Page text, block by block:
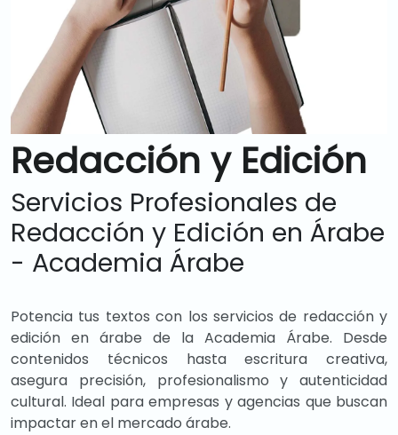
Redacción y Edición
Servicios Profesionales de
Redacción y Edición en Árabe
- Academia Árabe
Potencia tus textos con los servicios de redacción y
edición en árabe de la Academia Árabe. Desde
contenidos técnicos hasta escritura creativa,
asegura precisión, profesionalismo y autenticidad
cultural. Ideal para empresas y agencias que buscan
impactar en el mercado árabe.